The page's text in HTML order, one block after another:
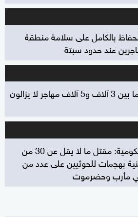
بالكامل على سلامة منطقة
عند حدود سبتة
السلطات في سبتة: ما بين 3 آلاف و5 آلاف مهاجر لا يزالون
"رويترز" عن مصادر حكومية: مقتل ما لا يقل عن 30 من
بهجمات للحوثيين على عدد من
مأرب وحضرموت